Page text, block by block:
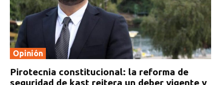
Opinión
Pirotecnia constitucional: la reforma de
seguridad de kast reitera un deber vigente y